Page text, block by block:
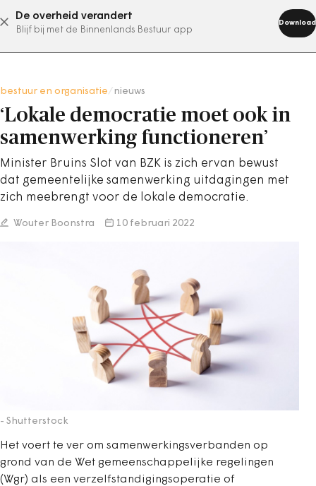
De overheid verandert
Blijf bij met de Binnenlands Bestuur app
Download
abonneer nu
bestuur en organisatie nieuws
‘Lokale democratie moet ook in
samenwerking functioneren’
Minister Bruins Slot van BZK is zich ervan bewust
dat gemeentelijke samenwerking uitdagingen met
zich meebrengt voor de lokale democratie.
Wouter Boonstra 10 februari 2022
- Shutterstock
Het voert te ver om samenwerkingsverbanden op
grond van de Wet gemeenschappelijke regelingen
(Wgr) als een verzelfstandigingsoperatie of